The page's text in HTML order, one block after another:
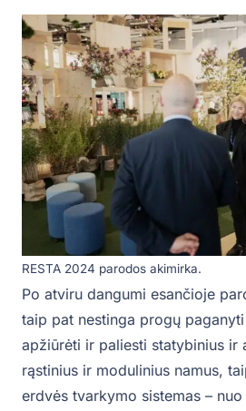
RESTA 2024 parodos akimirka.
Po atviru dangumi esančioje
taip pat nestinga progų
apžiūrėti ir paliesti statybinius ir
rąstinius ir modulinius namus,
erdvės tvarkymo sistemas –